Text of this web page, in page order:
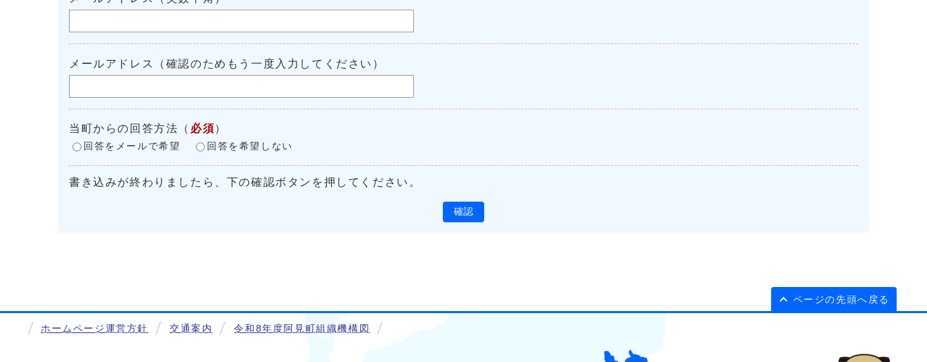
メールアドレス（確認のためもう一度入力してください）
当町からの回答方法 （ 必須）
回答をメールで希望 回答を希望しない
書き込みが終わりましたら、下の確認ボタンを押してください。
確認
ページの先頭へ戻る
ホームページ運営方針 交通案内 令和8年度阿見町組織機構図